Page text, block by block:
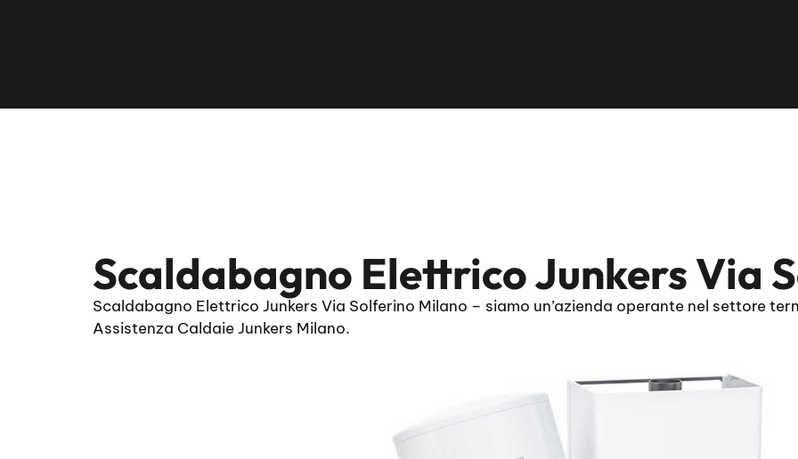
Scaldabagno Elettrico Junkers Via
Scaldabagno Elettrico Junkers Via Solferino Milano – siamo un’azienda operante nel settore
Assistenza Caldaie Junkers Milano.